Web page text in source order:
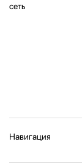
сеть
Навигация